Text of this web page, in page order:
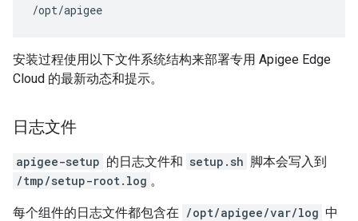
/opt/apigee
安装过程使用以下文件系统结构来部署专用 Apigee Edge
Cloud 的最新动态和提示。
日志文件
apigee-setup 的日志文件和 setup.sh 脚本会写入到
/tmp/setup-root.log 。
每个组件的日志文件都包含在 /opt/apigee/var/log 中